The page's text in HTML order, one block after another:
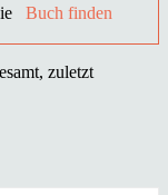
Buch finden
zuletzt